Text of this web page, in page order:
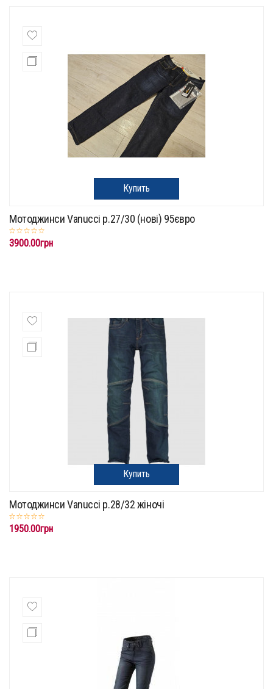
Купить
Мотоджинси Vanucci p.27/30 (нові) 95євро
3900.00грн
Купить
Мотоджинси Vanucci p.28/32 жіночі
1950.00грн